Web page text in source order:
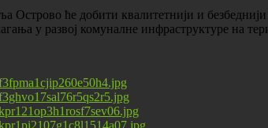
Острово ће добити квалитетнији и
у развој комуналне инфраструктуре на